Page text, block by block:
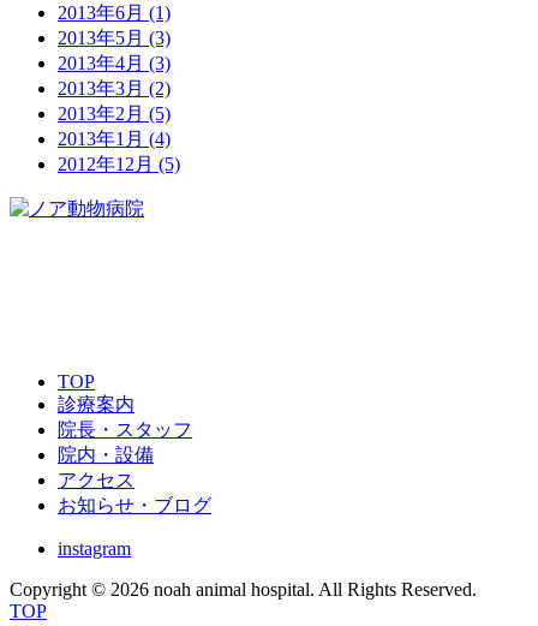
2013年6月 (1)
2013年5月 (3)
2013年4月 (3)
2013年3月 (2)
2013年2月 (5)
2013年1月 (4)
2012年12月 (5)
TOP
診療案内
院長・スタッフ
院内・設備
アクセス
お知らせ・ブログ
instagram
Copyright © 2026 noah animal hospital. All Rights Reserved.
TOP